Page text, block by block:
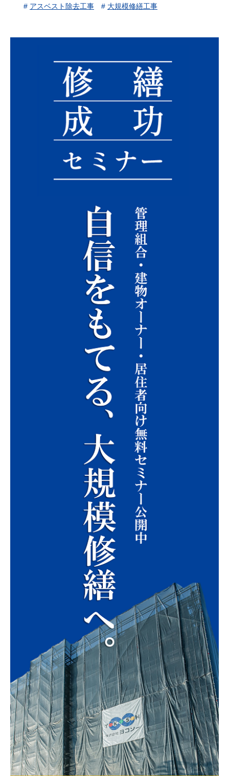
# アスベスト除去工事 # 大規模修繕工事